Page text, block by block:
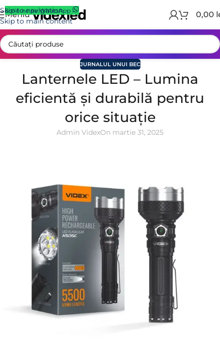
Skip to navigation
Skip to main content
Scrie-ne pe WhatsApp
Meniu 0,00
JURNALUL UNUI BEC
Lanternele LED – Lumina
eficientă și durabilă pentru
orice situație
Admin VidexOn martie 31, 2025